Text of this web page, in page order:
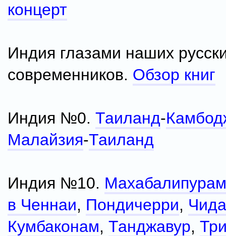
концерт
Индия глазами наших
современников. Обзор книг
Индия №0. Таиланд-
Малайзия-Таиланд
Индия №10. Махабалипурам
в Ченнаи, Пондичерри,
Кумбаконам, Танджавур,